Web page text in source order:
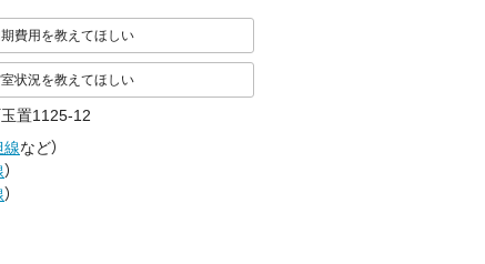
費用を教えてほしい
状況を教えてほしい
置1125-12
線など）
）
）